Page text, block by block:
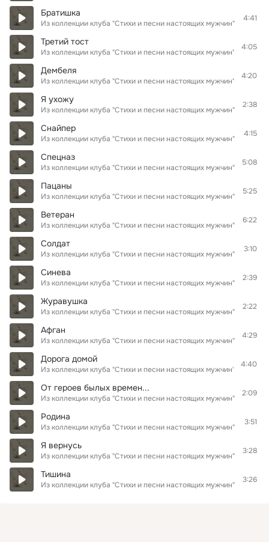
Братишка
Из коллекции клуба "Стихи и песни настоящих мужчин"
4:41
Третий тост
Из коллекции клуба "Стихи и песни настоящих мужчин"
4:05
Дембеля
Из коллекции клуба "Стихи и песни настоящих мужчин"
4:20
Я ухожу
Из коллекции клуба "Стихи и песни настоящих мужчин"
2:38
Снайпер
Из коллекции клуба "Стихи и песни настоящих мужчин"
4:15
Спецназ
Из коллекции клуба "Стихи и песни настоящих мужчин"
5:08
Пацаны
Из коллекции клуба "Стихи и песни настоящих мужчин"
5:25
Ветеран
Из коллекции клуба "Стихи и песни настоящих мужчин"
6:22
Солдат
Из коллекции клуба "Стихи и песни настоящих мужчин"
3:10
Синева
Из коллекции клуба "Стихи и песни настоящих мужчин"
2:39
Журавушка
Из коллекции клуба "Стихи и песни настоящих мужчин"
2:22
Афган
Из коллекции клуба "Стихи и песни настоящих мужчин"
4:29
Дорога домой
Из коллекции клуба "Стихи и песни настоящих мужчин"
4:40
От героев былых времен...
Из коллекции клуба "Стихи и песни настоящих мужчин"
2:09
Родина
Из коллекции клуба "Стихи и песни настоящих мужчин"
3:51
Я вернусь
Из коллекции клуба "Стихи и песни настоящих мужчин"
3:28
Тишина
Из коллекции клуба "Стихи и песни настоящих мужчин"
3:26